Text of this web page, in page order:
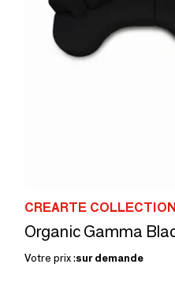
CREARTE
Votre prix :sur demande